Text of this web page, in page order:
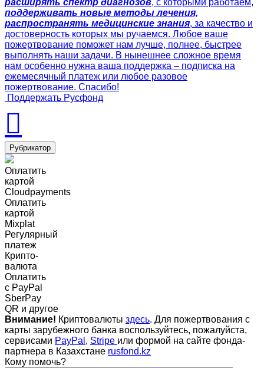
расширять спектр диагнозов, с которыми работаем,
поддерживать новые методы лечения,
распространять медицинские знания, за качество и
достоверность которых мы ручаемся. Любое ваше
пожертвование поможет нам лучше, полнее, быстрее
выполнять наши задачи. В нынешнее сложное время
нам особенно нужна ваша поддержка – подписка на
ежемесячный платеж или любое разовое
пожертвование. Спасибо!
Поддержать Русфонд
Рубрикатор
Оплатить
картой
Cloudpayments
Оплатить
картой
Mixplat
Регулярный
платеж
Крипто-
валюта
Оплатить
c PayPal
SberPay
QR и другое
Внимание! Криптовалюты здесь. Для пожертвования с
карты зарубежного банка воспользуйтесь, пожалуйста,
сервисами PayPal , Stripe или формой на сайте фонда-
партнера в Казахстане rusfond.kz
Кому помочь?